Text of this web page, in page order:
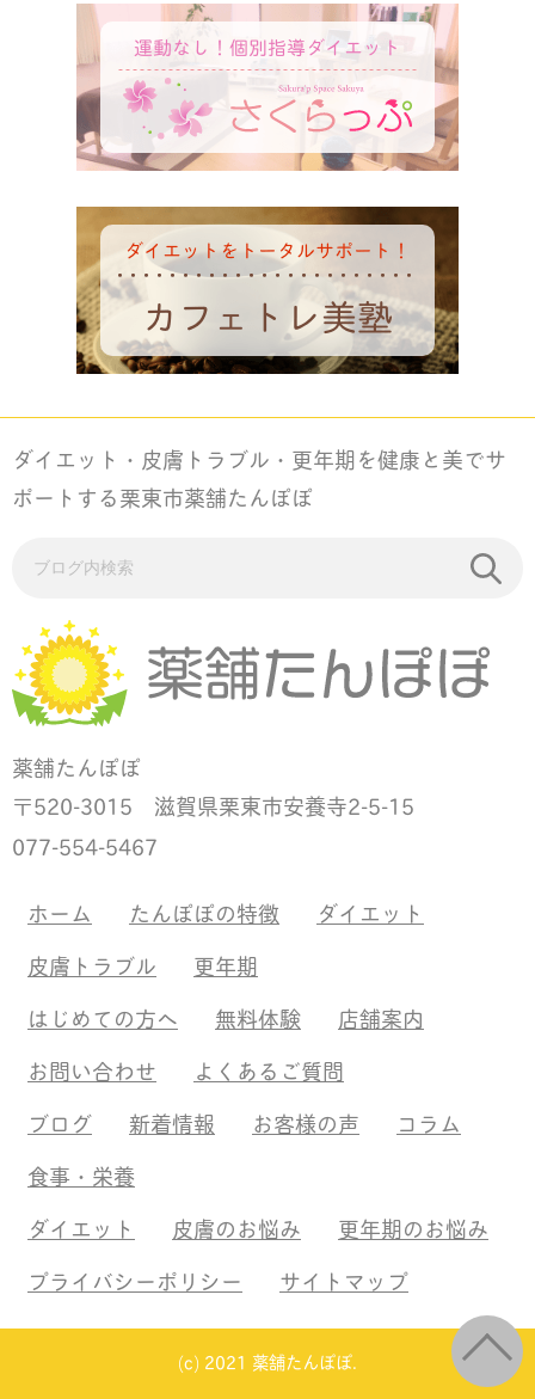
ダイエット・皮膚トラブル・更年期を健康と美でサ
ポートする栗東市薬舗たんぽぽ
薬舗たんぽぽ
〒520-3015 滋賀県栗東市安養寺2-5-15
077-554-5467
ホーム
たんぽぽの特徴
ダイエット
皮膚トラブル
更年期
はじめての方へ
無料体験
店舗案内
お問い合わせ
よくあるご質問
ブログ
新着情報 お客様の声
コラム
食事・栄養
ダイエット
皮膚のお悩み
更年期のお悩み
プライバシーポリシー
サイトマップ
(c) 2021 薬舗たんぽぽ.